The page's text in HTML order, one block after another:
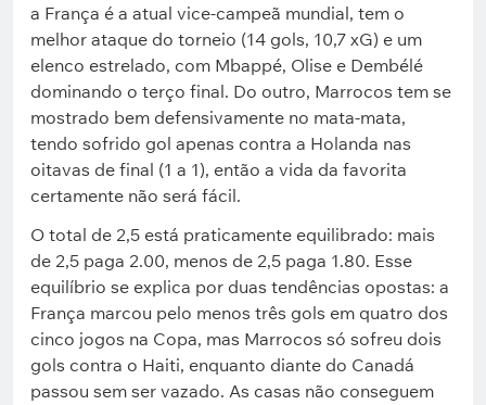
a França é a atual vice-campeã mundial, tem o
melhor ataque do torneio (14 gols, 10,7 xG) e um
elenco estrelado, com Mbappé, Olise e Dembélé
dominando o terço final. Do outro, Marrocos tem se
mostrado bem defensivamente no mata-mata,
tendo sofrido gol apenas contra a Holanda nas
oitavas de final (1 a 1), então a vida da favorita
certamente não será fácil.
O total de 2,5 está praticamente equilibrado: mais
de 2,5 paga 2.00, menos de 2,5 paga 1.80. Esse
equilíbrio se explica por duas tendências opostas: a
França marcou pelo menos três gols em quatro dos
cinco jogos na Copa, mas Marrocos só sofreu dois
gols contra o Haiti, enquanto diante do Canadá
passou sem ser vazado. As casas não conseguem